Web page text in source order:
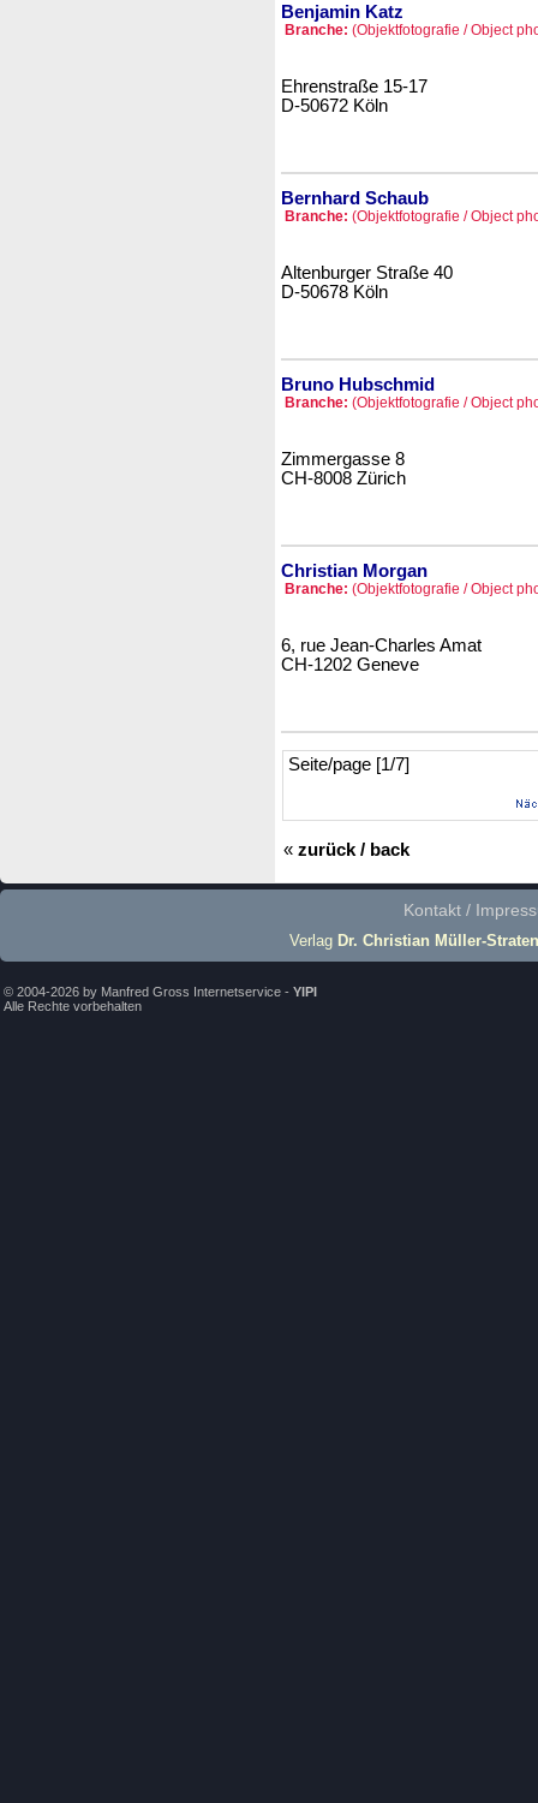
Benjamin Katz
Branche: (Objektfotografie / Object
Ehrenstraße 15-17
D-50672 Köln
Bernhard Schaub
Branche: (Objektfotografie / Object
Altenburger Straße 40
D-50678 Köln
Bruno Hubschmid
Branche: (Objektfotografie / Object
Zimmergasse 8
CH-8008 Zürich
Christian Morgan
Branche: (Objektfotografie / Object
6, rue Jean-Charles Amat
CH-1202 Geneve
Seite/page [1/7]
« zurück / back
Kontakt /
Verlag Dr. Christian Müller-Straten
© 2004-2026 by Manfred Gross Internetservice - YIPI
Alle Rechte vorbehalten